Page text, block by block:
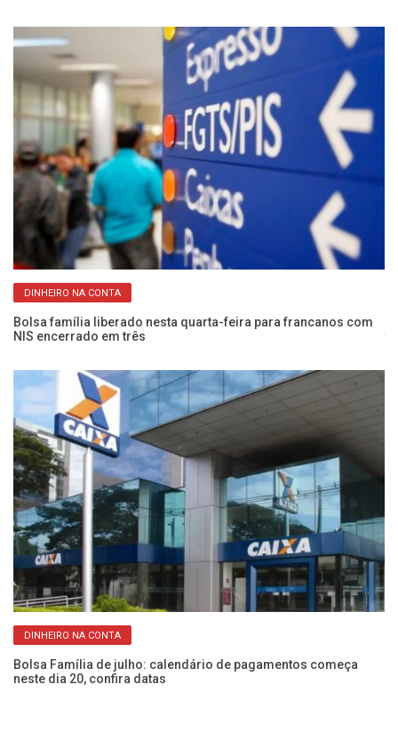
DINHEIRO NA CONTA
Bolsa família liberado nesta quarta-feira para francanos com
NIS encerrado em três
DINHEIRO NA CONTA
Bolsa Família de julho: calendário de pagamentos começa
neste dia 20, confira datas